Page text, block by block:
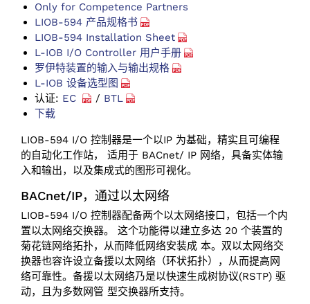
Only for Competence Partners
LIOB-594 产品规格书
LIOB-594 Installation Sheet
L-IOB I/O Controller 用户手册
罗伊特装置的输入与输出规格
L-IOB 设备选型图
认证: EC / BTL
下载
LIOB-594 I/O 控制器是一个以IP 为基础，精实且可编程
的自动化工作站， 适用于 BACnet/ IP 网络，具备实体输
入和输出，以及集成式的图形可视化。
BACnet/IP，通过以太网络
LIOB-594 I/O 控制器配备两个以太网络接口，包括一个内
置以太网络交换器。 这个功能得以建立多达 20 个装置的
菊花链网络拓扑，从而降低网络安装成 本。双以太网络交
换器也容许设立备援以太网络（环状拓扑），从而提高网
络可靠性。备援以太网络乃是以快速生成树协议(RSTP) 驱
动，且为多数网管 型交换器所支持。